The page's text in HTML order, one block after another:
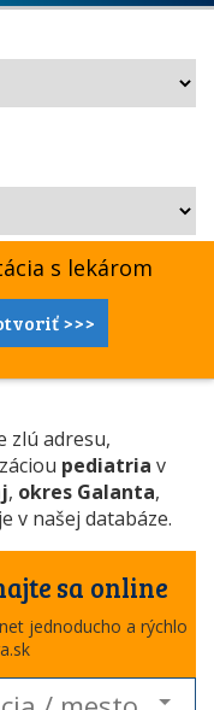
s lekárom
>>>
zlú adresu,
pediatria v
, okres Galanta,
v našej databáze.
sa online
jednoducho a rýchlo